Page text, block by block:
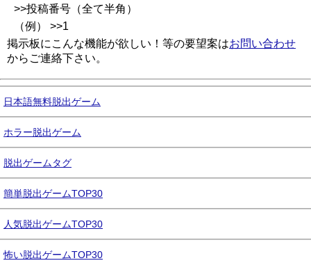
>>投稿番号（全て半角）
（例） >>1
掲示板にこんな機能が欲しい！等の要望案はお問い合わせ
からご連絡下さい。
日本語無料脱出ゲーム
ホラー脱出ゲーム
脱出ゲームタグ
簡単脱出ゲームTOP30
人気脱出ゲームTOP30
怖い脱出ゲームTOP30